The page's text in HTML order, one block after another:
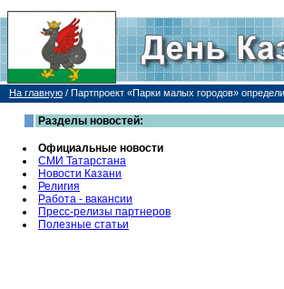
На главную / Партпроект «Парки малых городов»
Разделы новостей:
Официальные новости
СМИ Татарстана
Новости Казани
Религия
Работа - вакансии
Пресс-релизы партнеров
Полезные статьи